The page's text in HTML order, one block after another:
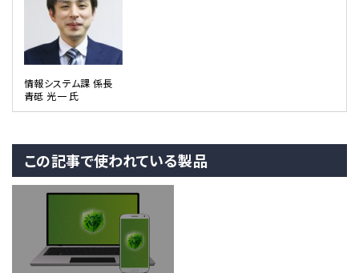
情報システム課 係長
青砥 光一 氏
この記事で使われている製品